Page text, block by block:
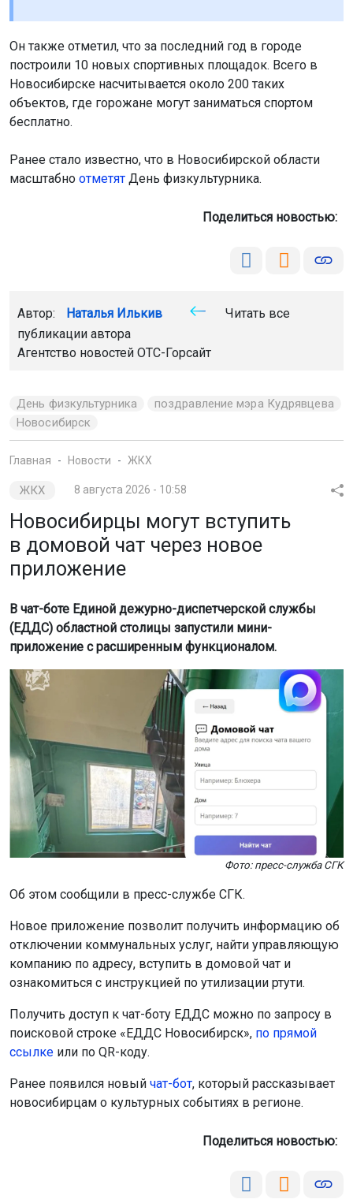
Он также отметил, что за последний год в городе
построили 10 новых спортивных площадок. Всего в
Новосибирске насчитывается около 200 таких
объектов, где горожане могут заниматься спортом
бесплатно.
Ранее стало известно, что в Новосибирской области
масштабно отметят День физкультурника.
Поделиться новостью:
Автор: Наталья Илькив
Читать все
публикации автора
Агентство новостей ОТС-Горсайт
День физкультурника
поздравление мэра Кудрявцева
Новосибирск
Главная Новости ЖКХ
ЖКХ 8 августа 2026 - 10:58
Новосибирцы могут вступить
в домовой чат через новое
приложение
В чат-боте Единой дежурно-диспетчерской службы
(ЕДДС) областной столицы запустили мини-
приложение с расширенным функционалом.
Фото: пресс-служба СГК
Об этом сообщили в пресс-службе СГК.
Новое приложение позволит получить информацию об
отключении коммунальных услуг, найти управляющую
компанию по адресу, вступить в домовой чат и
ознакомиться с инструкцией по утилизации ртути.
Получить доступ к чат-боту ЕДДС можно по запросу в
поисковой строке «ЕДДС Новосибирск», по прямой
ссылке или по QR-коду.
Ранее появился новый чат-бот, который рассказывает
новосибирцам о культурных событиях в регионе.
Поделиться новостью: